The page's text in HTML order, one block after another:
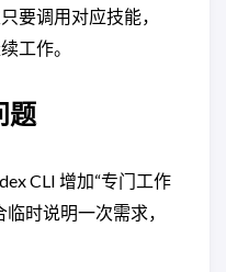
要调用对应技能，
工作。
题
CLI 增加“专门工作
时说明一次需求，